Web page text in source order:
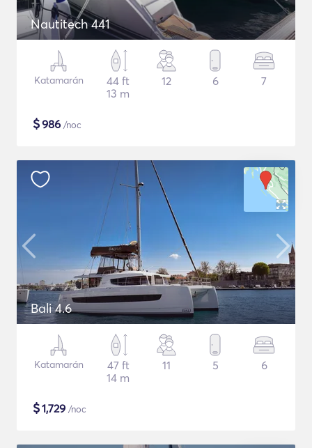
Nautitech 441
Katamarán
44 ft
13 m
12 6 7
$986 /noc
Bali 4.6
Katamarán
47 ft
14 m
11 5 6
$1,729 /noc